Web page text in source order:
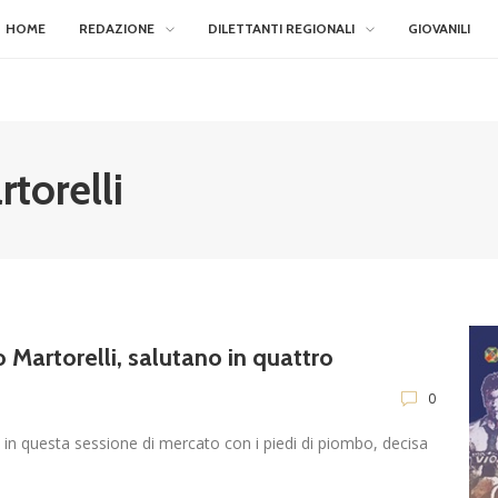
HOME REDAZIONE DILETTANTI REGIONALI GIOVANILI
Martorelli, salutano in quattro
0
questa sessione di mercato con i piedi di piombo, decisa